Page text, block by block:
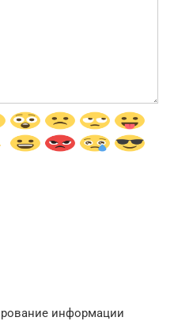
информации